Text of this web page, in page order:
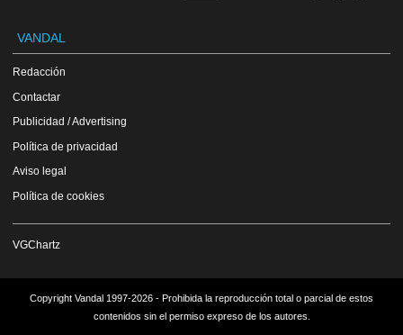
VANDAL
Redacción
Contactar
Publicidad / Advertising
Política de privacidad
Aviso legal
Política de cookies
VGChartz
Copyright Vandal 1997-2026 - Prohibida la reproducción total o parcial de estos
contenidos sin el permiso expreso de los autores.